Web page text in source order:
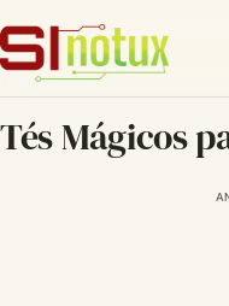
Tés Mágicos